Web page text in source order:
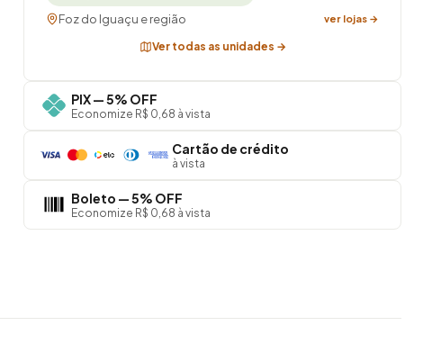
Foz do Iguaçu e região ver lojas →
Ver todas as unidades →
PIX — 5% OFF
Economize R$ 0,68 à vista
Cartão de crédito
à vista
Boleto — 5% OFF
Economize R$ 0,68 à vista